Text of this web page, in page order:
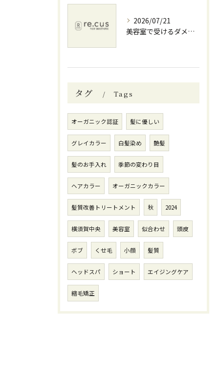
2026/07/21
美容室で受けるダメージケアと自宅併用で髪を徹底補修する方法
タグ Tags
オーガニック認証 髪に優しい
グレイカラー 白髪染め 艶髪
髪のお手入れ 季節の変わり目
ヘアカラー オーガニックカラー
髪質改善トリートメント 秋 2024
横須賀中央 美容室 似合わせ 頭皮
ボブ くせ毛 小顔 髪質
ヘッドスパ ショート エイジングケア
縮毛矯正